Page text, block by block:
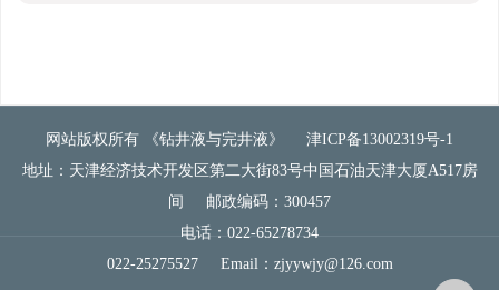
网站版权所有 《钻井液与完井液》
津ICP备13002319号-1
地址：天津经济技术开发区第二大街83号中国石油天津大厦A517房
间
邮政编码：300457
电话：022-65278734
022-25275527
Email： zjyywjy@126.com